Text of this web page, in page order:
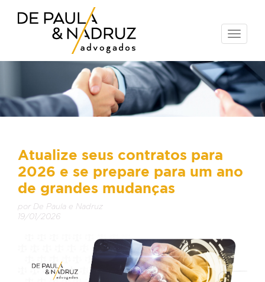
Toggle
Atualize seus contratos para
2026 e se prepare para um ano
de grandes mudanças
por De Paula e Nadruz
19/01/2026